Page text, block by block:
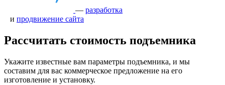
— разработка
и продвижение сайта
Рассчитать стоимость подъемника
Укажите известные вам параметры подъемника, и мы
составим для вас коммерческое предложение на его
изготовление и установку.